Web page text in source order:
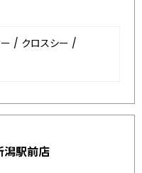
/ クロスシー /
潟駅前店